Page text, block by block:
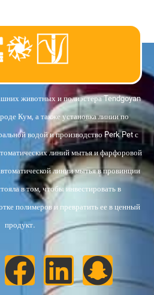
животных и полиэстера Tendgoyan
Кум, а также установка линии по
водой и производство Perk Pet с
линий мытья и фарфоровой
линии мытья в провинции
в том, чтобы инвестировать в
полимеров и превратить ее в ценный
продукт.